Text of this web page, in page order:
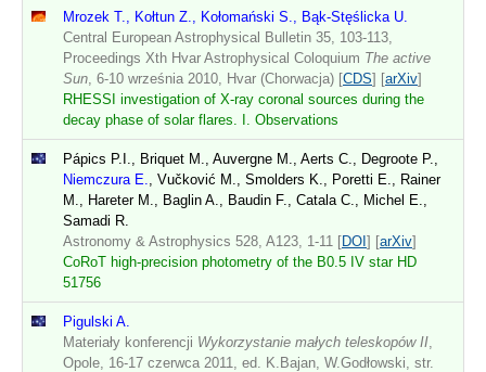
Mrozek T., Kołtun Z., Kołomański S., Bąk-Stęślicka U.
Central European Astrophysical Bulletin 35, 103-113,
Proceedings Xth Hvar Astrophysical Coloquium The active
Sun , 6-10 września 2010, Hvar (Chorwacja) [CDS] [arXiv]
RHESSI investigation of X-ray coronal sources during the
decay phase of solar flares. I. Observations
Pápics P.I., Briquet M., Auvergne M., Aerts C., Degroote P.,
Niemczura E.
, Vučković M., Smolders K., Poretti E., Rainer
M., Hareter M., Baglin A., Baudin F., Catala C., Michel E.,
Samadi R.
Astronomy & Astrophysics 528, A123, 1-11 [DOI] [arXiv]
CoRoT high-precision photometry of the B0.5 IV star HD
51756
Pigulski A.
Materiały konferencji Wykorzystanie małych teleskopów II
Opole, 16-17 czerwca 2011, ed. K.Bajan, W.Godłowski, str.